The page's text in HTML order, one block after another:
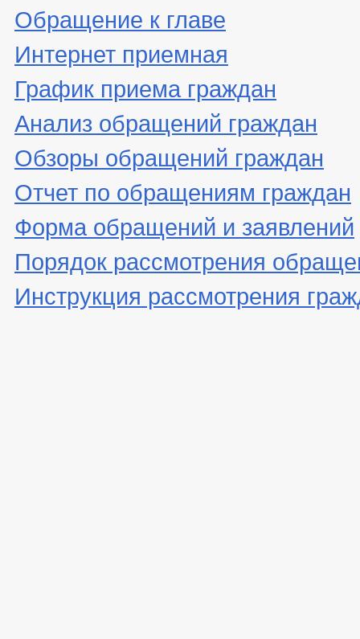
Обращение к главе
Интернет приемная
График приема граждан
Анализ обращений граждан
Обзоры обращений граждан
Отчет по обращениям граждан
Форма обращений и заявлений
Порядок рассмотрения
Инструкция рассмотрения